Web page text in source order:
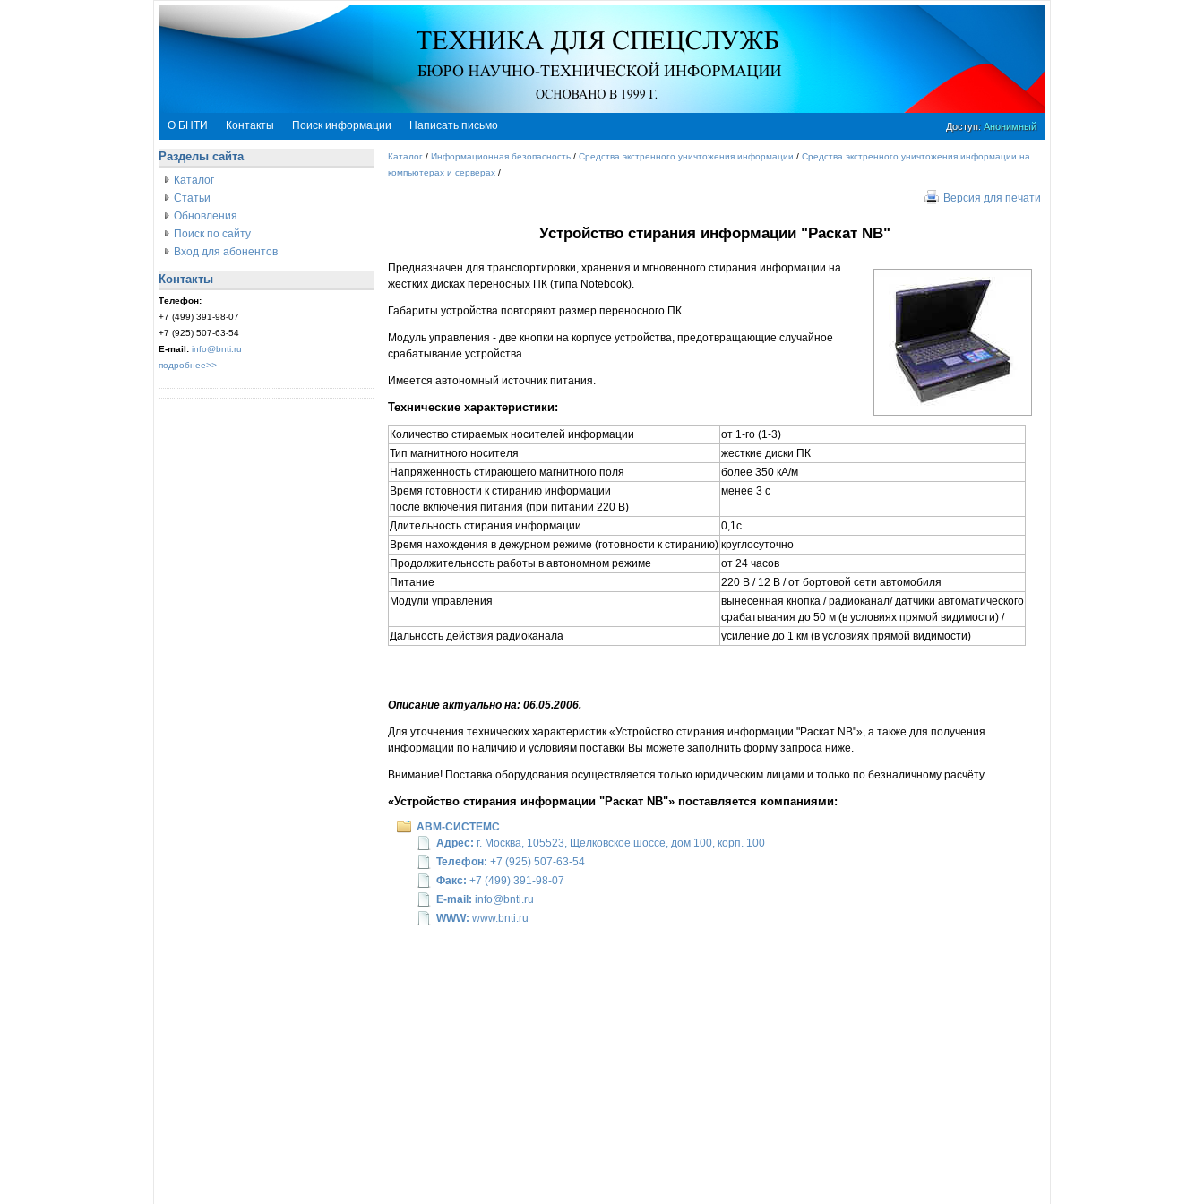
О БНТИ Контакты Поиск информации Написать письмо Доступ: Анонимный
Разделы сайта
Каталог
Статьи
Обновления
Поиск по сайту
Вход для абонентов
Контакты
Телефон:
+7 (499) 391-98-07
+7 (925) 507-63-54
E-mail: info@bnti.ru
подробнее>>
Каталог / Информационная безопасность / Средства экстренного уничтожения информации / Средства экстренного уничтожения информации на
компьютерах и серверах /
Версия для печати
Устройство стирания информации "Раскат NB"
Предназначен для транспортировки, хранения и мгновенного стирания информации на
жестких дисках переносных ПК (типа Notebook).
Габариты устройства повторяют размер переносного ПК.
Модуль управления - две кнопки на корпусе устройства, предотвращающие случайное
срабатывание устройства.
Имеется автономный источник питания.
Технические характеристики:
Количество стираемых носителей информации
от 1-го (1-3)
Тип магнитного носителя
жесткие диски ПК
Напряженность стирающего магнитного поля
более 350 кА/м
Время готовности к стиранию информации
после включения питания (при питании 220 В)
менее 3 с
Длительность стирания информации
0,1с
Время нахождения в дежурном режиме (готовности к стиранию) круглосуточно
Продолжительность работы в автономном режиме
от 24 часов
Питание
220 В / 12 В / от бортовой сети автомобиля
Модули управления
вынесенная кнопка / радиоканал/ датчики автоматического
срабатывания до 50 м (в условиях прямой видимости) /
Дальность действия радиоканала
усиление до 1 км (в условиях прямой видимости)
Описание актуально на: 06.05.2006.
Для уточнения технических характеристик «Устройство стирания информации "Раскат NB"», а также для получения
информации по наличию и условиям поставки Вы можете заполнить форму запроса ниже.
Внимание! Поставка оборудования осуществляется только юридическим лицами и только по безналичному расчёту.
«Устройство стирания информации "Раскат NB"» поставляется компаниями:
АВМ-СИСТЕМС
Адрес: г. Москва, 105523, Щелковское шоссе, дом 100, корп. 100
Телефон: +7 (925) 507-63-54
Факс: +7 (499) 391-98-07
E-mail: info@bnti.ru
WWW: www.bnti.ru